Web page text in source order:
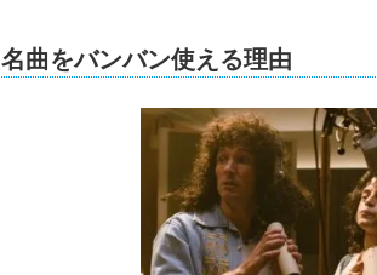
名曲をバンバン使える理由